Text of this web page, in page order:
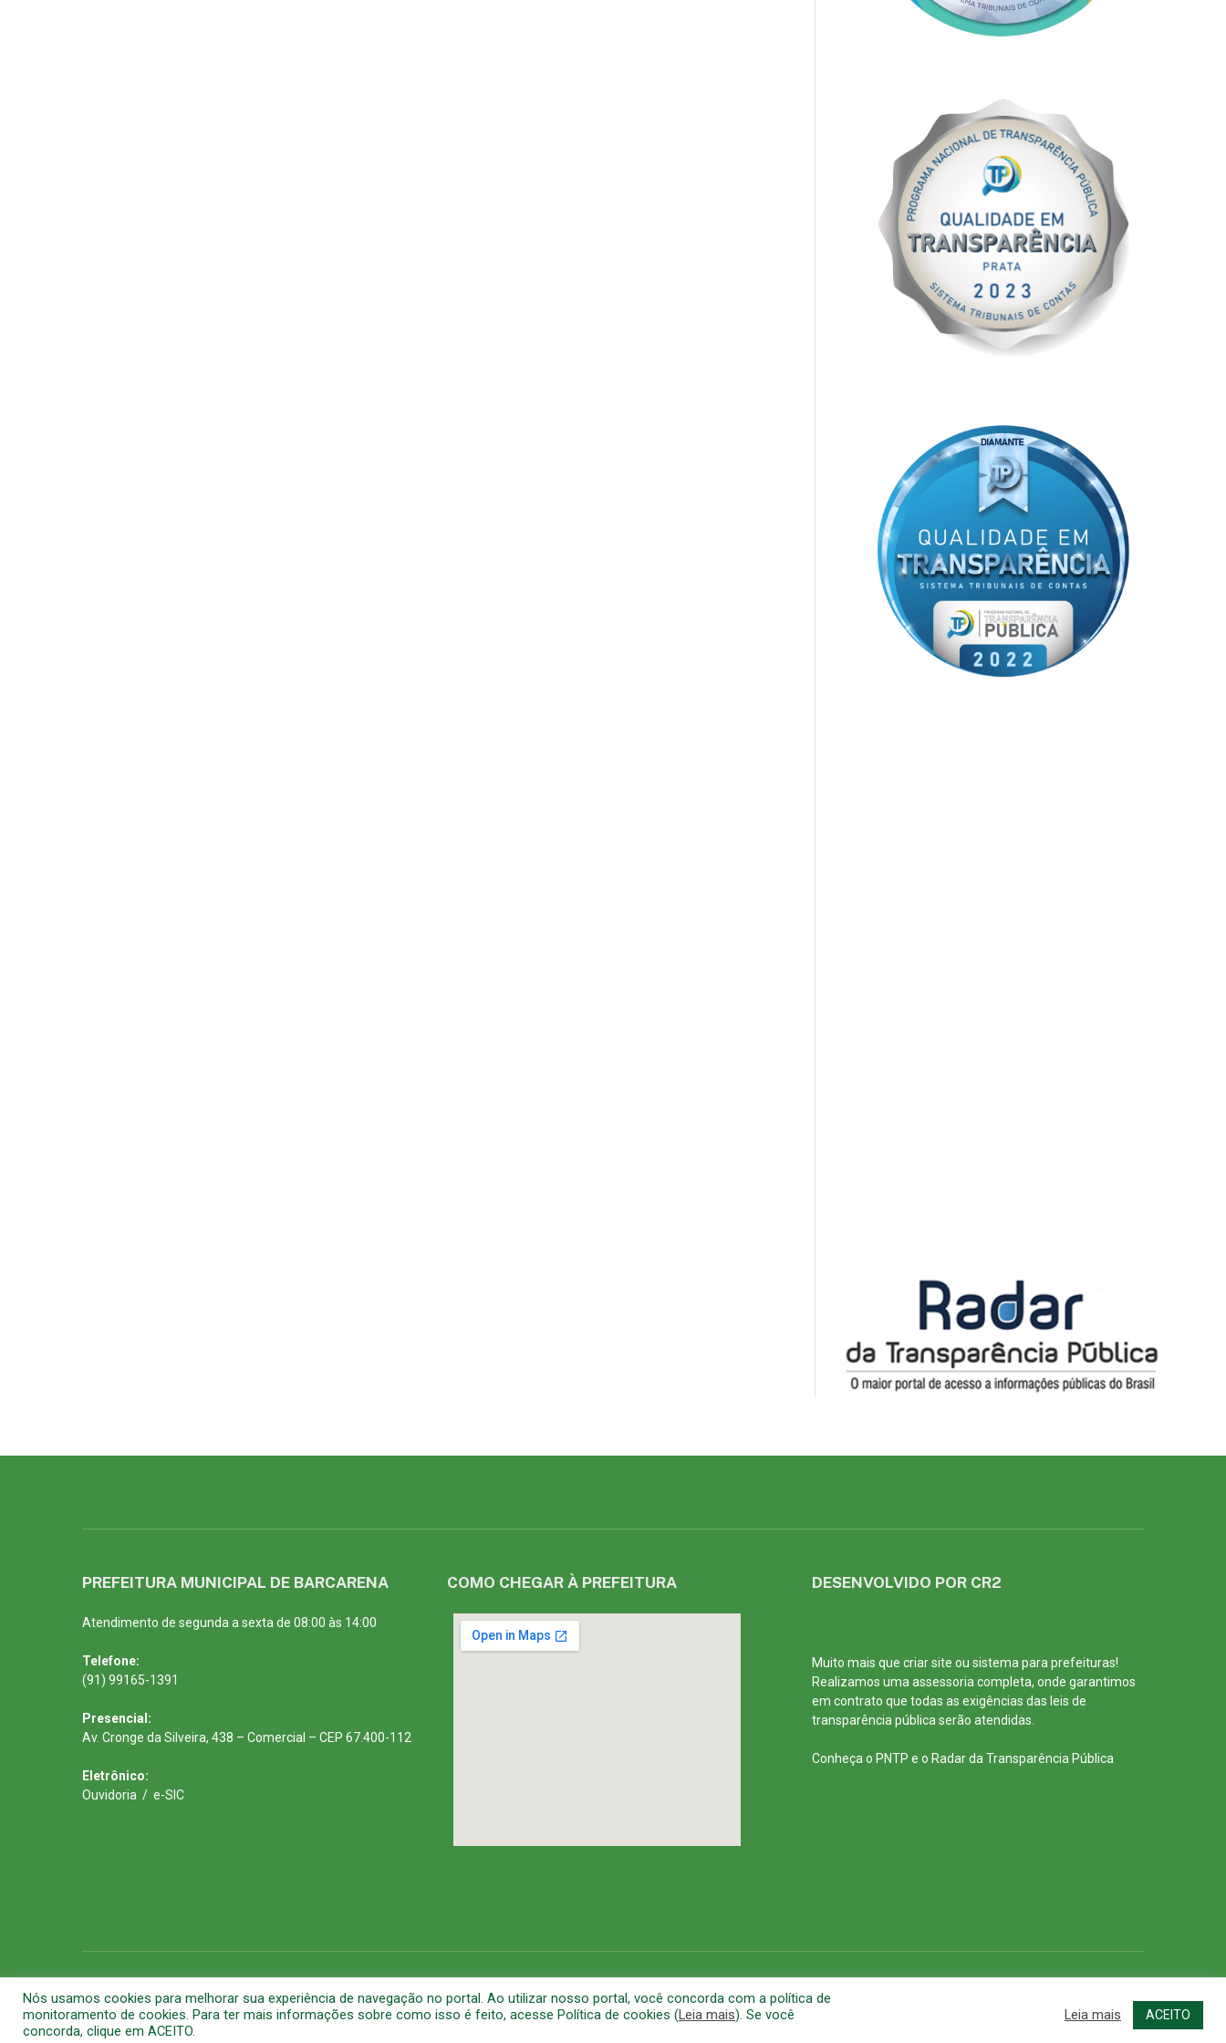
PREFEITURA MUNICIPAL DE BARCARENA
Atendimento de segunda a sexta de 08:00 às 14:00
Telefone:
(91) 99165-1391
Presencial:
Av. Cronge da Silveira, 438 – Comercial – CEP 67.400-112
Eletrônico:
Ouvidoria / e-SIC
COMO CHEGAR À PREFEITURA DESENVOLVIDO POR CR2
Muito mais que criar site ou sistema para prefeituras!
Realizamos uma assessoria completa, onde garantimos
em contrato que todas as exigências das leis de
transparência pública serão atendidas.
Conheça o PNTP e o Radar da Transparência Pública
Nós usamos cookies para melhorar sua experiência de navegação no portal. Ao utilizar nosso portal, você concorda com a política de
monitoramento de cookies. Para ter mais informações sobre como isso é feito, acesse Política de cookies (Leia mais). Se você
concorda, clique em ACEITO.
Leia mais ACEITO